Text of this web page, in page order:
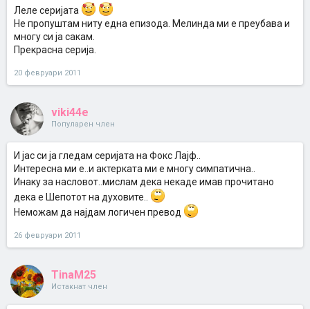
Леле серијата
Не пропуштам ниту една епизода. Мелинда ми е преубава и
многу си ја сакам.
Прекрасна серија.
20 февруари 2011
viki44e
Популарен член
И јас си ја гледам серијата на Фокс Лајф..
Интересна ми е..и актерката ми е многу симпатична..
Инаку за насловот..мислам дека некаде имав прочитано
дека е Шепотот на духовите..
Неможам да најдам логичен превод
26 февруари 2011
TinaM25
Истакнат член